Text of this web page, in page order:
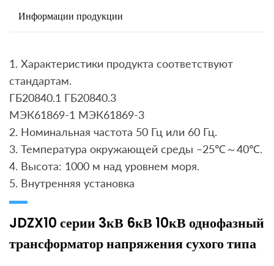
Информации продукции
1. Характеристики продукта соответствуют
стандартам.
ГБ20840.1 ГБ20840.3
МЭК61869-1 МЭК61869-3
2. Номинальная частота 50 Гц или 60 Гц.
3. Температура окружающей среды –25℃～40℃.
4. Высота: 1000 м над уровнем моря.
5. Внутренняя установка
JDZX10 серии 3кВ 6кВ 10кВ однофазный
трансформатор напряжения сухого типа